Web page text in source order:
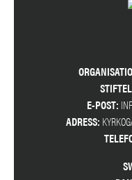
E-POST:
ADRESS: